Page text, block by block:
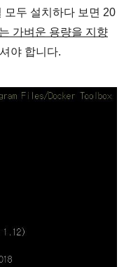
모두 설치하다 보면 20
가벼운 용량을 지향
야 합니다.